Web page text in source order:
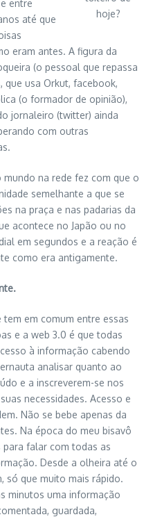
hoje?
entre
até que
eram antes. A figura da
(o pessoal que repassa
que usa Orkut, facebook,
(o formador de opinião),
jornaleiro (twitter) ainda
com outras
na rede fez com que o
semelhante a que se
na praça e nas padarias da
acontece no Japão ou no
em segundos e a reação é
como era antigamente.
tem em comum entre essas
e a web 3.0 é que todas
à informação cabendo
analisar quanto ao
e a inscreverem-se nos
necessidades. Acesso e
Não se bebe apenas da
Na época do meu bisavô
falar com todas as
Desde a olheira até o
só que muito mais rápido.
minutos uma informação
guardada,